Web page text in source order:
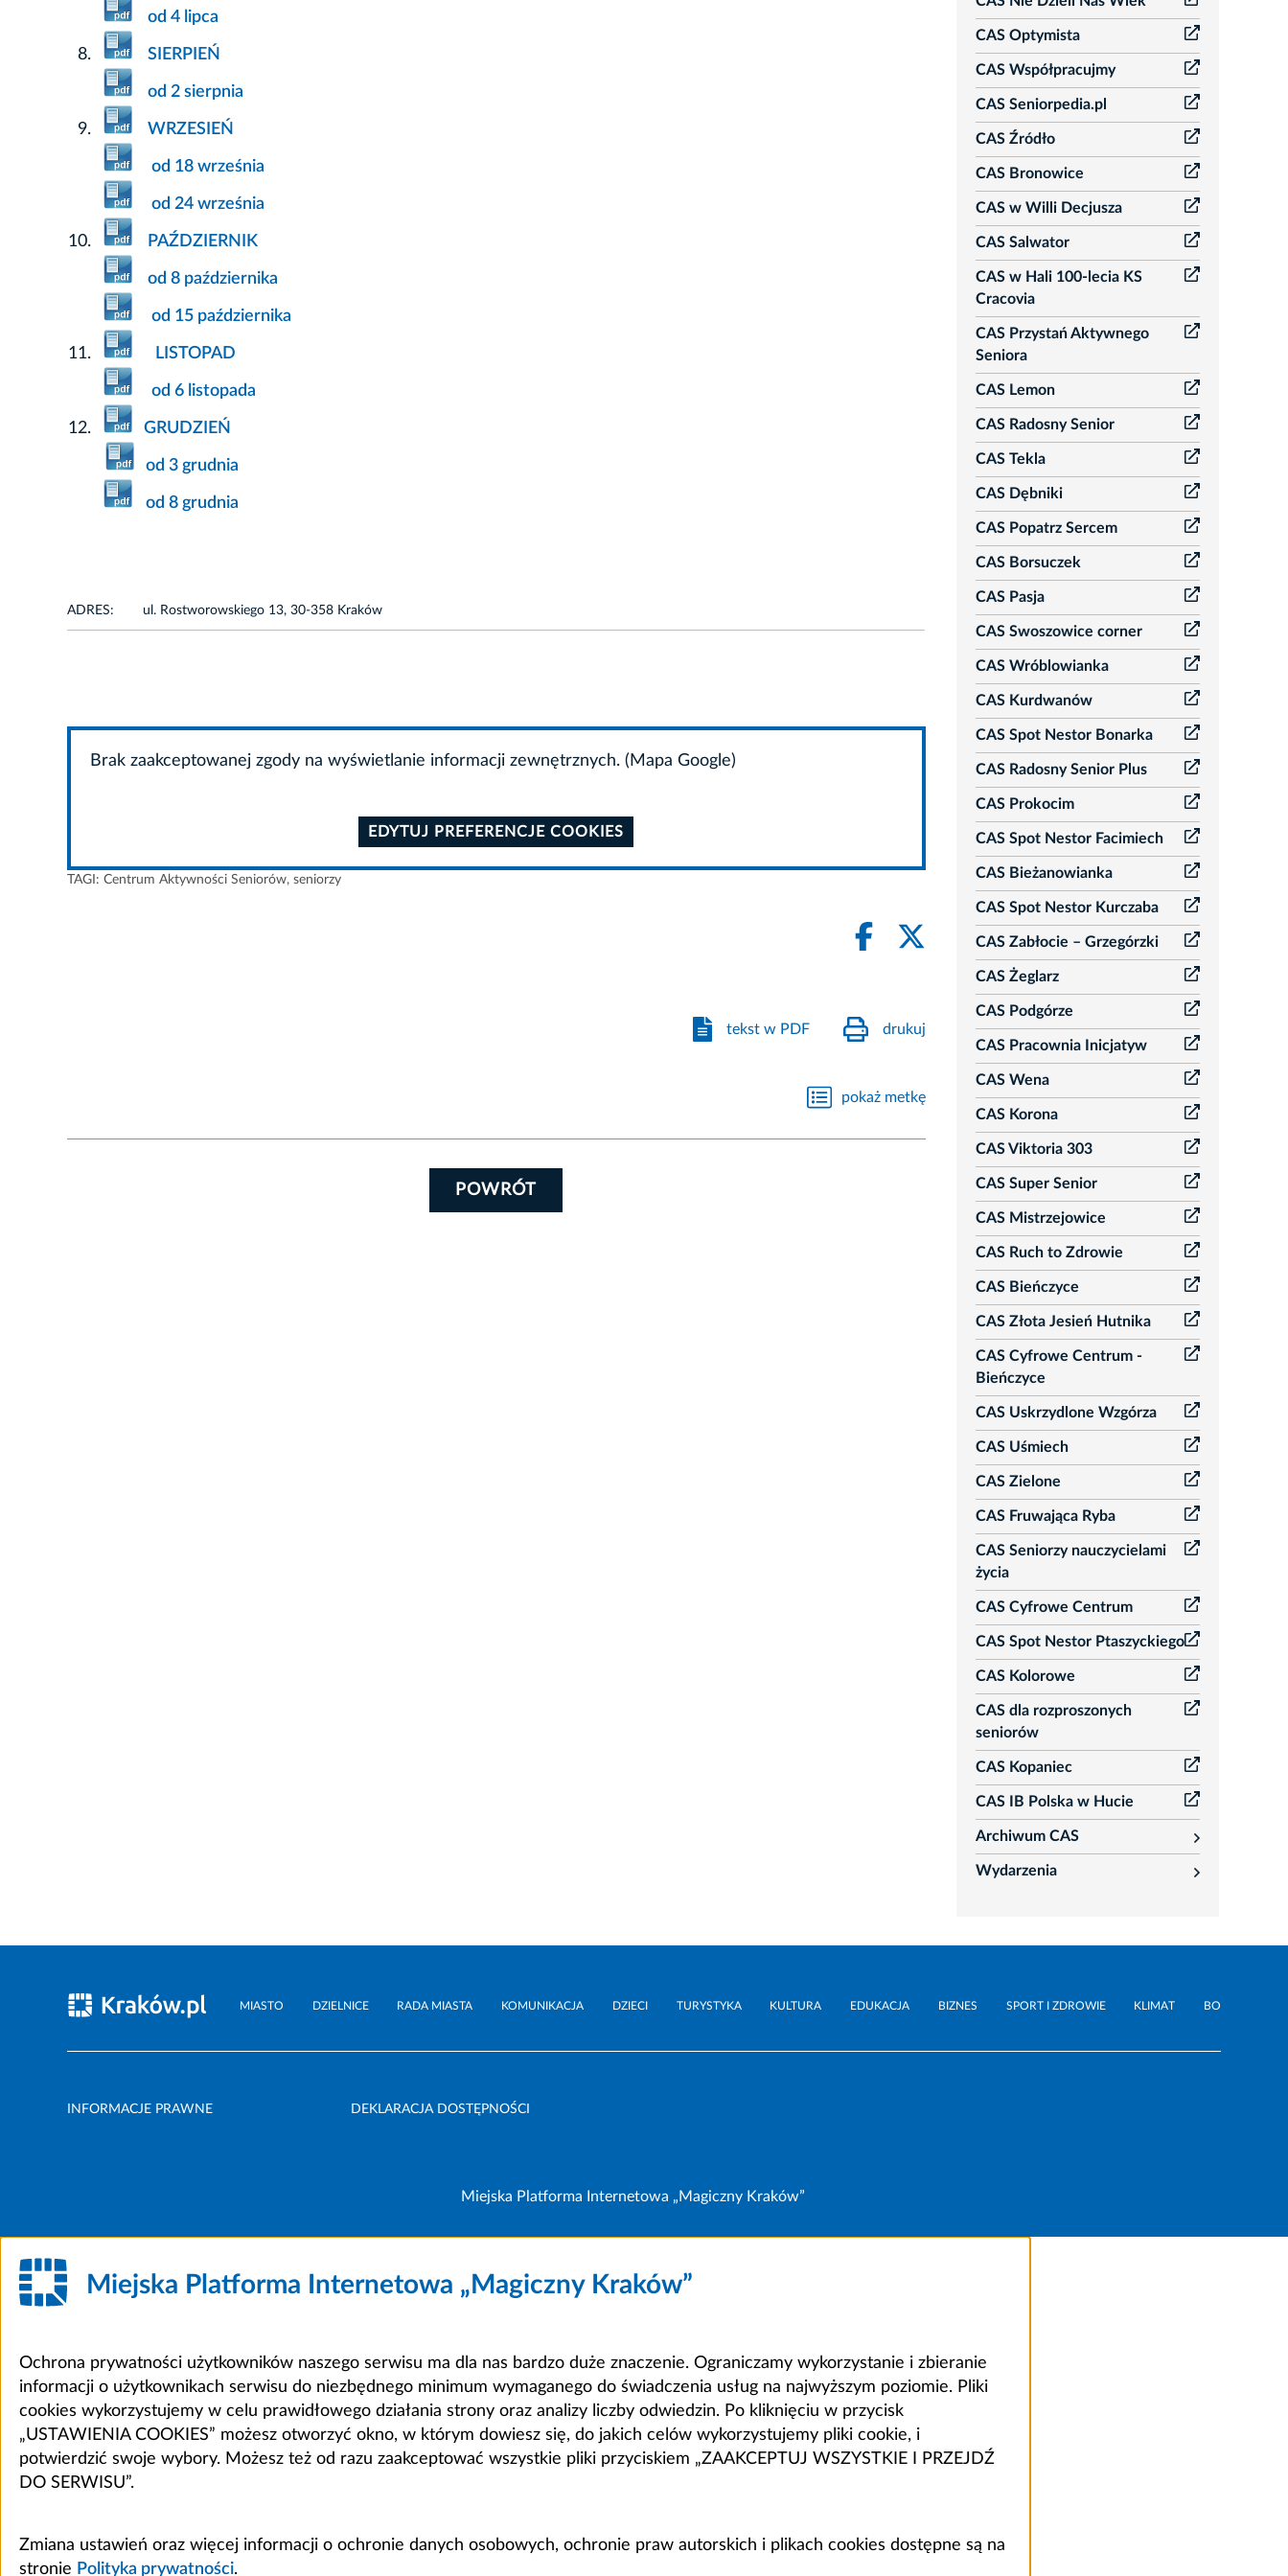
od 4 lipca
SIERPIEŃ
od 2 sierpnia
WRZESIEŃ
od 18 września
od 24 września
PAŹDZIERNIK
od 8 października
od 15 października
LISTOPAD
od 6 listopada
GRUDZIEŃ
od 3 grudnia
od 8 grudnia
ADRES: ul. Rostworowskiego 13, 30-358 Kraków
Brak zaakceptowanej zgody na wyświetlanie informacji zewnętrznych. (Mapa Google)
EDYTUJ PREFERENCJE COOKIES
TAGI: Centrum Aktywności Seniorów, seniorzy
tekst w PDF drukuj
pokaż metkę
POWRÓT
CAS Optymista
CAS Współpracujmy
CAS Seniorpedia.pl
CAS Źródło
CAS Bronowice
CAS w Willi Decjusza
CAS Salwator
CAS w Hali 100-lecia KS
Cracovia
CAS Przystań Aktywnego
Seniora
CAS Lemon
CAS Radosny Senior
CAS Tekla
CAS Dębniki
CAS Popatrz Sercem
CAS Borsuczek
CAS Pasja
CAS Swoszowice corner
CAS Wróblowianka
CAS Kurdwanów
CAS Spot Nestor Bonarka
CAS Radosny Senior Plus
CAS Prokocim
CAS Spot Nestor Facimiech
CAS Bieżanowianka
CAS Spot Nestor Kurczaba
CAS Zabłocie – Grzegórzki
CAS Żeglarz
CAS Podgórze
CAS Pracownia Inicjatyw
CAS Wena
CAS Korona
CAS Viktoria 303
CAS Super Senior
CAS Mistrzejowice
CAS Ruch to Zdrowie
CAS Bieńczyce
CAS Złota Jesień Hutnika
CAS Cyfrowe Centrum -
Bieńczyce
CAS Uskrzydlone Wzgórza
CAS Uśmiech
CAS Zielone
CAS Fruwająca Ryba
CAS Seniorzy nauczycielami
życia
CAS Cyfrowe Centrum
CAS Spot Nestor Ptaszyckiego
CAS Kolorowe
CAS dla rozproszonych
seniorów
CAS Kopaniec
CAS IB Polska w Hucie
Archiwum CAS
rozwiń
Wydarzenia
rozwiń
MIASTO DZIELNICE RADA MIASTA KOMUNIKACJA DZIECI TURYSTYKA KULTURA EDUKACJA BIZNES SPORT I ZDROWIE KLIMAT BO
INFORMACJE PRAWNE DEKLARACJA DOSTĘPNOŚCI
Miejska Platforma Internetowa „Magiczny Kraków”
Miejska Platforma Internetowa „Magiczny Kraków”
Ochrona prywatności użytkowników naszego serwisu ma dla nas bardzo duże znaczenie. Ograniczamy wykorzystanie i zbieranie
informacji o użytkownikach serwisu do niezbędnego minimum wymaganego do świadczenia usług na najwyższym poziomie. Pliki
cookies wykorzystujemy w celu prawidłowego działania strony oraz analizy liczby odwiedzin. Po kliknięciu w przycisk
„USTAWIENIA COOKIES” możesz otworzyć okno, w którym dowiesz się, do jakich celów wykorzystujemy pliki cookie, i
potwierdzić swoje wybory. Możesz też od razu zaakceptować wszystkie pliki przyciskiem „ZAAKCEPTUJ WSZYSTKIE I PRZEJDŹ
DO SERWISU”.
Zmiana ustawień oraz więcej informacji o ochronie danych osobowych, ochronie praw autorskich i plikach cookies dostępne są na
stronie Polityka prywatności.